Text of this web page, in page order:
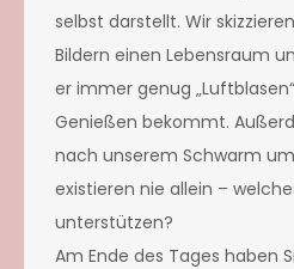
selbst darstellt. Wir
Bildern einen Lebensraum
er immer genug
Genießen bekommt.
nach unserem Schwarm
existieren nie allein –
unterstützen?
Am Ende des Tages haben